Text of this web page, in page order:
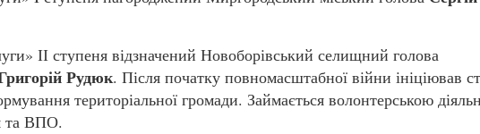
ІІ ступеня відзначений Новоборівський селищний голова
Рудюк. Після початку повномасштабної війни ініціював
територіальної громади. Займається волонтерською
та ВПО.